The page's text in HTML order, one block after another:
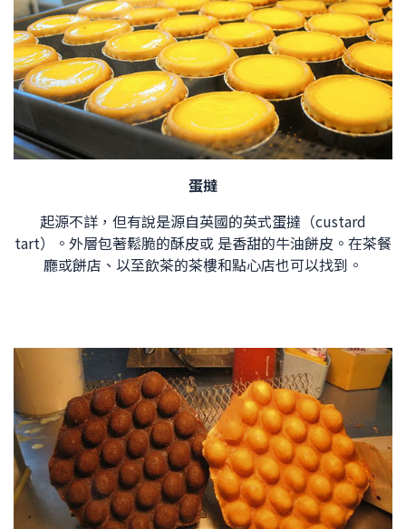
蛋撻
起源不詳，但有說是源自英國的英式蛋撻（custard
tart）。外層包著鬆脆的酥皮或 是香甜的牛油餅皮。在茶餐
廳或餅店、以至飲茶的茶樓和點心店也可以找到。